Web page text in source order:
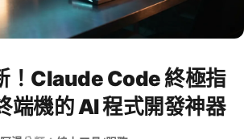
！Claude Code 終極指
端機的 AI 程式開發神器